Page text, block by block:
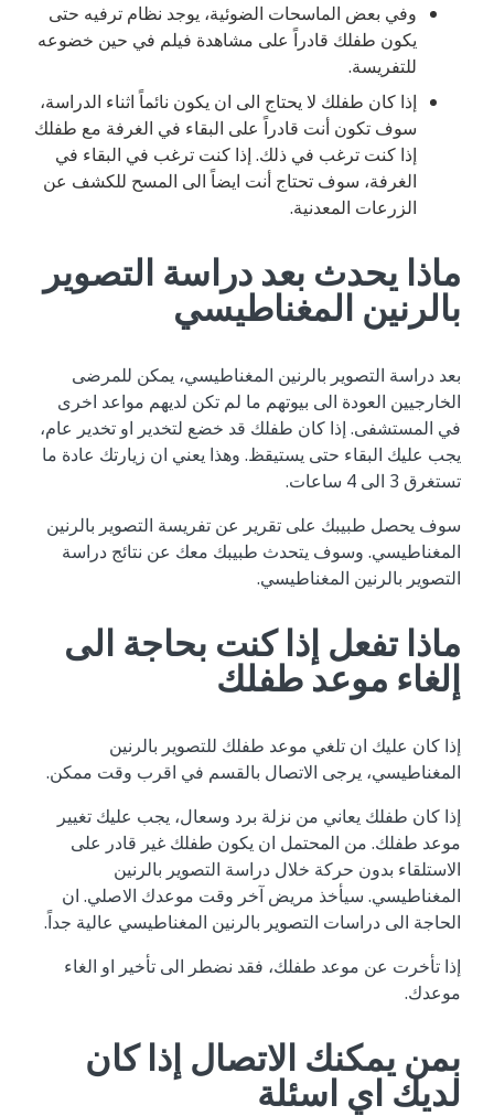
وفي بعض الماسحات الضوئية، يوجد نظام ترفيه حتى
يكون طفلك قادراً على مشاهدة فيلم في حين خضوعه
للتفريسة.
إذا كان طفلك لا يحتاج الى ان يكون نائماً اثناء الدراسة،
سوف تكون أنت قادراً على البقاء في الغرفة مع طفلك
إذا كنت ترغب في ذلك. إذا كنت ترغب في البقاء في
الغرفة، سوف تحتاج أنت ايضاً الى المسح للكشف عن
الزرعات المعدنية.
ماذا يحدث بعد دراسة التصوير
بالرنين المغناطيسي
بعد دراسة التصوير بالرنين المغناطيسي، يمكن للمرضى
الخارجيين العودة الى بيوتهم ما لم تكن لديهم مواعد اخرى
في المستشفى. إذا كان طفلك قد خضع لتخدير او تخدير عام،
يجب عليك البقاء حتى يستيقظ. وهذا يعني ان زيارتك عادة ما
تستغرق 3 الى 4 ساعات.
سوف يحصل طبيبك على تقرير عن تفريسة التصوير بالرنين
المغناطيسي. وسوف يتحدث طبيبك معك عن نتائج دراسة
التصوير بالرنين المغناطيسي.
ماذا تفعل إذا كنت بحاجة الى
إلغاء موعد طفلك
إذا كان عليك ان تلغي موعد طفلك للتصوير بالرنين
المغناطيسي، يرجى الاتصال بالقسم في اقرب وقت ممكن.
إذا كان طفلك يعاني من نزلة برد وسعال، يجب عليك تغيير
موعد طفلك. من المحتمل ان يكون طفلك غير قادر على
الاستلقاء بدون حركة خلال دراسة التصوير بالرنين
المغناطيسي. سيأخذ مريض آخر وقت موعدك الاصلي. ان
الحاجة الى دراسات التصوير بالرنين المغناطيسي عالية جداً.
إذا تأخرت عن موعد طفلك، فقد نضطر الى تأخير او الغاء
موعدك.
بمن يمكنك الاتصال إذا كان
لديك اي اسئلة